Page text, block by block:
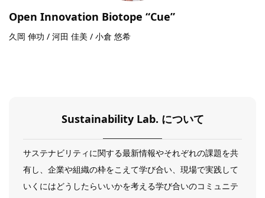
Open Innovation Biotope “Cue”
久岡 伸功 / 河田 佳美 / 小倉 悠希
Sustainability Lab. について
サステナビリティに関する最新情報やそれぞれの課題を共
有し、企業や組織の枠をこえて学び合い、現場で実践して
いくにはどうしたらいいかを考える学び合いのコミュニテ